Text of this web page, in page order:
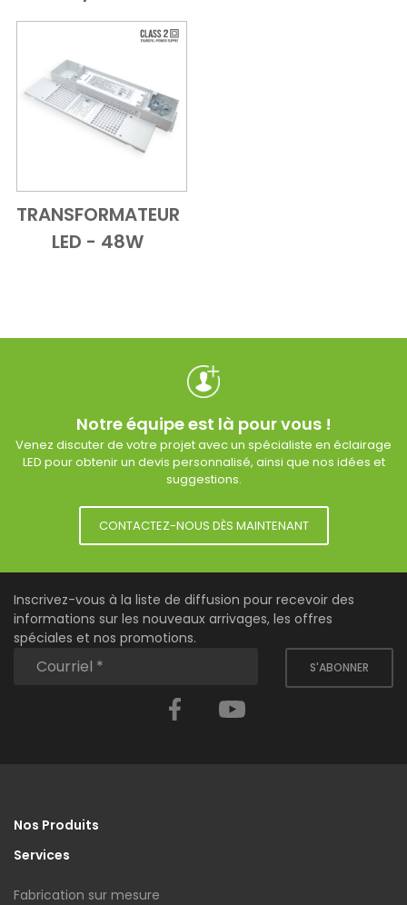
Add to Cart
Vue d'ensemble
TRANSFORMATEUR
LED - 48W
Notre équipe est là pour vous !
Venez discuter de votre projet avec un spécialiste en éclairage
LED pour obtenir un devis personnalisé, ainsi que nos idées et
suggestions.
CONTACTEZ-NOUS DÈS MAINTENANT
Inscrivez-vous à la liste de diffusion pour recevoir des
informations sur les nouveaux arrivages, les offres
spéciales et nos promotions.
S'ABONNER
Facebook
Nos Produits
Services
Fabrication sur mesure